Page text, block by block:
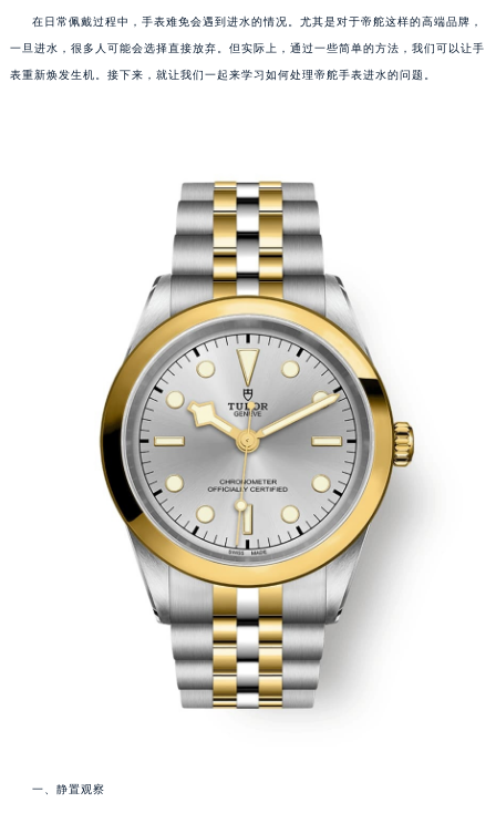
在日常佩戴过程中，手表难免会遇到进水的情况。尤其是对于帝舵这样的高端品牌，
一旦进水，很多人可能会选择直接放弃。但实际上，通过一些简单的方法，我们可以让手
表重新焕发生机。接下来，就让我们一起来学习如何处理帝舵手表进水的问题。
一、静置观察